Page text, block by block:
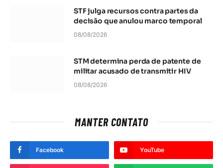
STF julga recursos contra partes da
decisão que anulou marco temporal
08/08/2026
STM determina perda de patente de
militar acusado de transmitir HIV
08/08/2026
MANTER CONTATO
Facebook YouTube